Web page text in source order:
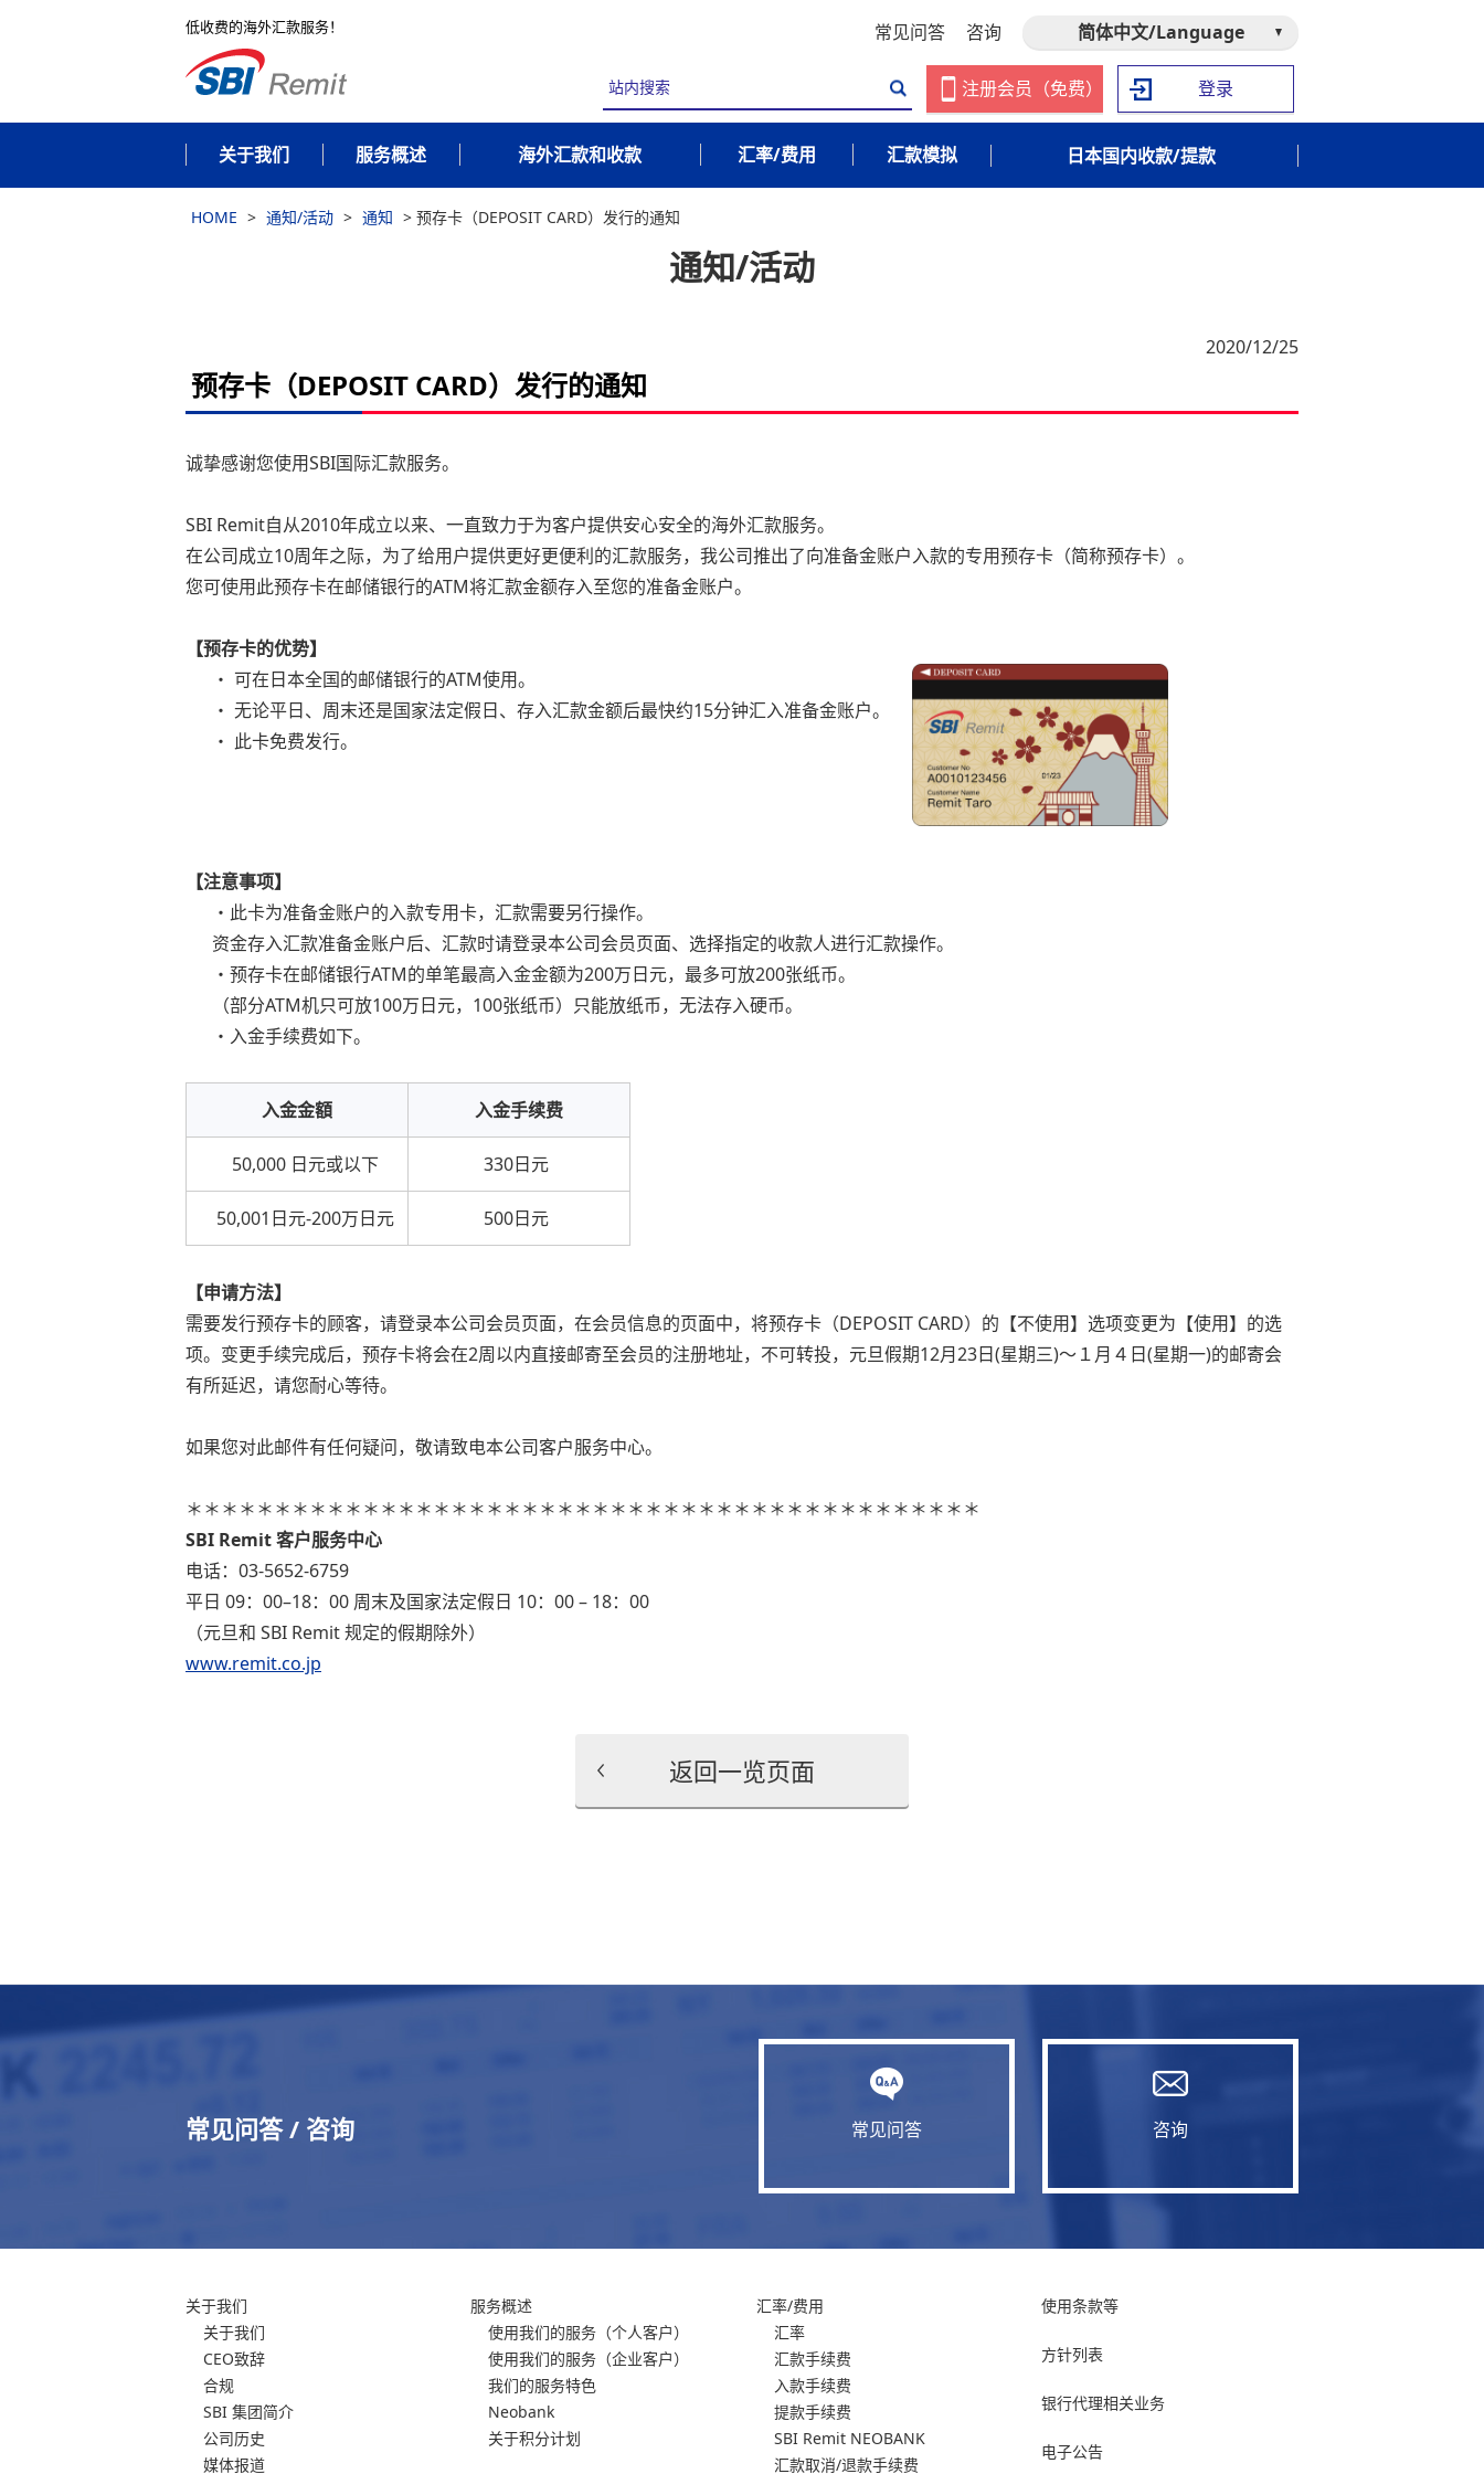
低收费的海外汇款服务！ 常见问答 咨询 简体中文/Language
注册会员（免费） 登录
关于我们 服务概述 海外汇款和收款 汇率/费用 汇款模拟 日本国内收款/提款
HOME > 通知/活动 > 通知 > 预存卡（DEPOSIT CARD）发行的通知
通知/活动
2020/12/25
预存卡（DEPOSIT CARD）发行的通知
诚挚感谢您使用SBI国际汇款服务。
SBI Remit自从2010年成立以来、一直致力于为客户提供安心安全的海外汇款服务。
在公司成立10周年之际，为了给用户提供更好更便利的汇款服务，我公司推出了向准备金账户入款的专用预存卡（简称预存卡）。
您可使用此预存卡在邮储银行的ATM将汇款金额存入至您的准备金账户。
【预存卡的优势】
・ 可在日本全国的邮储银行的ATM使用。
・ 无论平日、周末还是国家法定假日、存入汇款金额后最快约15分钟汇入准备金账户。
・ 此卡免费发行。
【注意事项】
・此卡为准备金账户的入款专用卡，汇款需要另行操作。
资金存入汇款准备金账户后、汇款时请登录本公司会员页面、选择指定的收款人进行汇款操作。
・预存卡在邮储银行ATM的单笔最高入金金额为200万日元，最多可放200张纸币。
（部分ATM机只可放100万日元，100张纸币）只能放纸币，无法存入硬币。
・入金手续费如下。
入金金額 入金手续费
50,000 日元或以下 330日元
50,001日元-200万日元 500日元
【申请方法】
需要发行预存卡的顾客，请登录本公司会员页面，在会员信息的页面中，将预存卡（DEPOSIT CARD）的【不使用】选项变更为【使用】的选
项。变更手续完成后，预存卡将会在2周以内直接邮寄至会员的注册地址，不可转投，元旦假期12月23日(星期三)～１月４日(星期一)的邮寄会
有所延迟，请您耐心等待。
如果您对此邮件有任何疑问，敬请致电本公司客户服务中心。
＊＊＊＊＊＊＊＊＊＊＊＊＊＊＊＊＊＊＊＊＊＊＊＊＊＊＊＊＊＊＊＊＊＊＊＊＊＊＊＊＊＊＊＊＊
SBI Remit 客户服务中心
电话：03-5652-6759
平日 09：00–18：00 周末及国家法定假日 10：00 – 18：00
（元旦和 SBI Remit 规定的假期除外）
www.remit.co.jp
返回一览页面
常见问答 / 咨询 常见问答 咨询
关于我们
关于我们
CEO致辞
合规
SBI 集团简介
公司历史
媒体报道
服务概述
使用我们的服务 （个人客户）
使用我们的服务 （企业客户）
我们的服务特色
Neobank
关于积分计划
汇率/费用
汇率
汇款手续费
入款手续费
提款手续费
SBI Remit NEOBANK
汇款取消/退款手续费
使用条款等
方针列表
银行代理相关业务
电子公告